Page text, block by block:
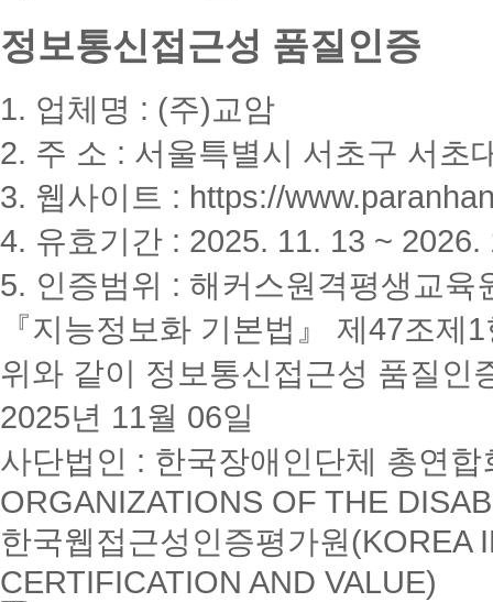
정보통신접근성 품질인증
1. 업체명 : (주)교암
2. 주 소 : 서울특별시 서초구 서초
3. 웹사이트 : https://
4. 유효기간 : 2025. 11. 13 ~ 2026.
5. 인증범위 : 해커스원격평생교육
『지능정보화 기본법』 제47조
위와 같이 정보통신접근성 품질인
2025년 11월 06일
사단법인 : 한국장애인단체 총연
ORGANIZATIONS OF THE
한국웹접근성인증평가원(KOREA
CERTIFICATION AND VALUE)